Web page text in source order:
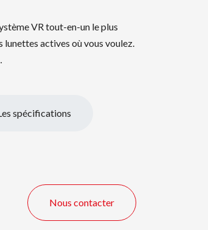
VR tout-en-un le plus
lunettes actives où vous voulez.
spécifications
Nous contacter